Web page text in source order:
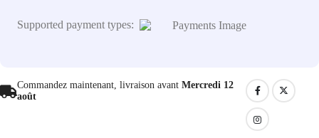
Supported payment types:
Commandez maintenant, livraison avant Mercredi 12
août